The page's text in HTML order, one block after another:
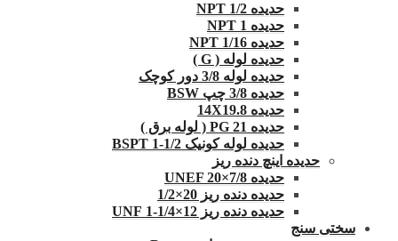
حدیده 1/2 NPT
حدیده NPT 1
حدیده 1/16 NPT
حدیده لوله ( G )
حدیده لوله 3/8 دور کوچک
حدیده 3/8 چپ BSW
حدیده 14X19.8
حدیده 21 PG ( لوله برق )
حدیده لوله کونیک 1/2-1 BSPT
حدیده اینچ دنده ریز
حدیده UNEF 20×7/8
حدیده دنده ریز 20×1/2
حدیده دنده ریز 12×1/4-1 UNF
سختی سنج